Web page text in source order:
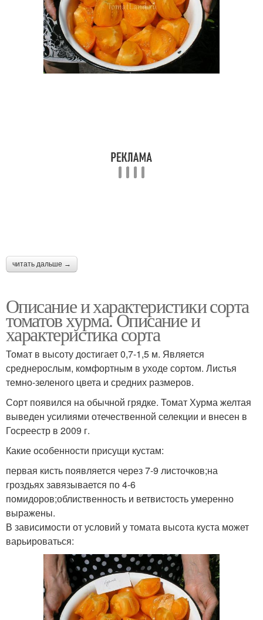
читать дальше →
Описание и характеристики сорта
томатов хурма. Описание и
характеристика сорта
Томат в высоту достигает 0,7-1,5 м. Является
среднерослым, комфортным в уходе сортом. Листья
темно-зеленого цвета и средних размеров.
Сорт появился на обычной грядке. Томат Хурма желтая
выведен усилиями отечественной селекции и внесен в
Госреестр в 2009 г.
Какие особенности присущи кустам:
первая кисть появляется через 7-9 листочков;на
гроздьях завязывается по 4-6
помидоров;облиственность и ветвистость умеренно
выражены.
В зависимости от условий у томата высота куста может
варьироваться: